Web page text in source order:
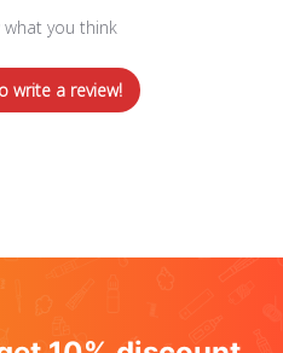
what you think
write a review!